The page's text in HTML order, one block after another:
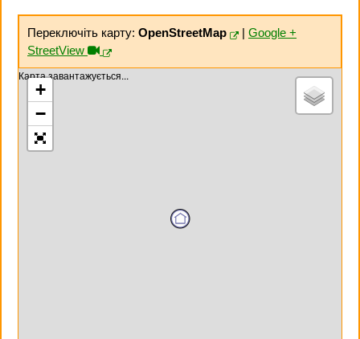
Переключіть карту: OpenStreetMap | Google +
StreetView
Карта завантажується...
+
−